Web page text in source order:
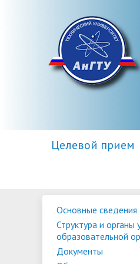
Целевой прием
Основные сведения
Контакты
Научная
Приемная комиссия
Для поступающих
Основные сведения
Структура и органы
образовательной
Документы